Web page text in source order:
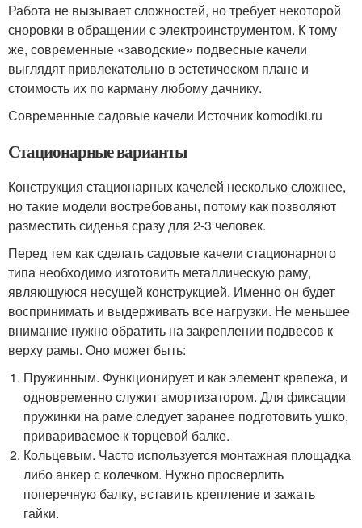
Работа не вызывает сложностей, но требует некоторой
сноровки в обращении с электроинструментом. К тому
же, современные «заводские» подвесные качели
выглядят привлекательно в эстетическом плане и
стоимость их по карману любому дачнику.
Современные садовые качели Источник komodiki.ru
Стационарные варианты
Конструкция стационарных качелей несколько сложнее,
но такие модели востребованы, потому как позволяют
разместить сиденья сразу для 2-3 человек.
Перед тем как сделать садовые качели стационарного
типа необходимо изготовить металлическую раму,
являющуюся несущей конструкцией. Именно он будет
воспринимать и выдерживать все нагрузки. Не меньшее
внимание нужно обратить на закреплении подвесов к
верху рамы. Оно может быть:
Пружинным. Функционирует и как элемент крепежа, и
одновременно служит амортизатором. Для фиксации
пружинки на раме следует заранее подготовить ушко,
привариваемое к торцевой балке.
Кольцевым. Часто используется монтажная площадка
либо анкер с колечком. Нужно просверлить
поперечную балку, вставить крепление и зажать
гайки.